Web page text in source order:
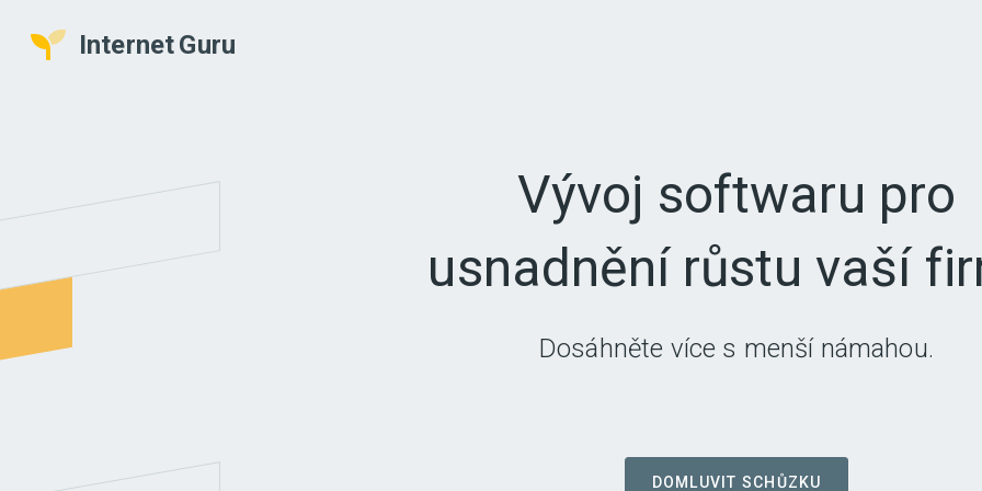
InternetGuru
Vývoj softwaru pro
usnadnění růstu vaší
Dosáhněte více s menší námahou.
DOMLUVIT SCHŮZKU